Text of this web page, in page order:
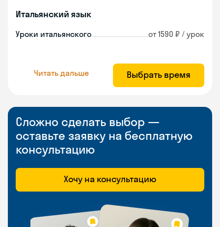
Итальянский язык
Уроки итальянского от 1590 ₽ / урок
Читать дальше Выбрать время
Сложно сделать выбор —
оставьте заявку на бесплатную
консультацию
Хочу на консультацию